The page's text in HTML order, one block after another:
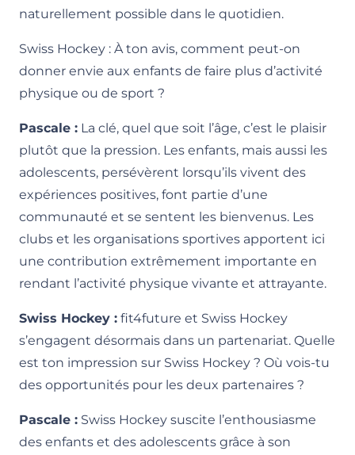
naturellement possible dans le quotidien.
Swiss Hockey : À ton avis, comment peut-on
donner envie aux enfants de faire plus d’activité
physique ou de sport ?
Pascale : La clé, quel que soit l’âge, c’est le plaisir
plutôt que la pression. Les enfants, mais aussi les
adolescents, persévèrent lorsqu’ils vivent des
expériences positives, font partie d’une
communauté et se sentent les bienvenus. Les
clubs et les organisations sportives apportent ici
une contribution extrêmement importante en
rendant l’activité physique vivante et attrayante.
Swiss Hockey : fit4future et Swiss Hockey
s’engagent désormais dans un partenariat. Quelle
est ton impression sur Swiss Hockey ? Où vois-tu
des opportunités pour les deux partenaires ?
Pascale : Swiss Hockey suscite l’enthousiasme
des enfants et des adolescents grâce à son